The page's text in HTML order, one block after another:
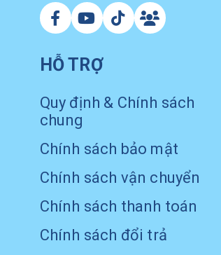
HỖ TRỢ
Quy định & Chính sách
chung
Chính sách bảo mật
Chính sách vận chuyển
Chính sách thanh toán
Chính sách đổi trả